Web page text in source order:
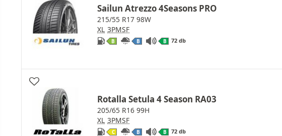
Sailun Atrezzo 4Seasons PRO
215/55 R17 98W
XL 3PMSF
B B B 72 db
Rotalla Setula 4 Season RA03
205/65 R16 99H
XL 3PMSF
C B B 72 db